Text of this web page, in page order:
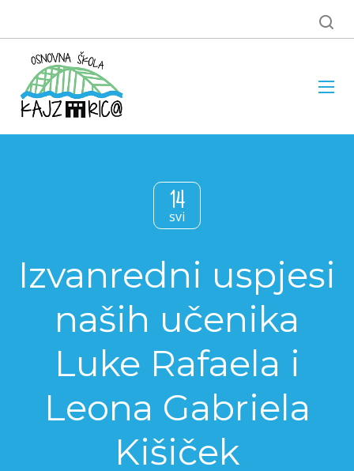
14
svi
Izvanredni uspjesi
naših učenika
Luke Rafaela i
Leona Gabriela
Kišiček